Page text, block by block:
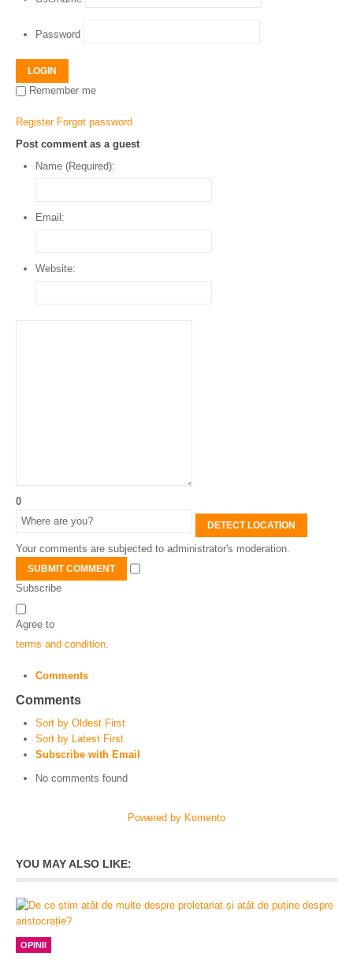
Password
LOGIN
Remember me
Register Forgot password
Post comment as a guest
Name (Required):
Email:
Website:
0
DETECT LOCATION
Your comments are subjected to administrator's moderation.
SUBMIT COMMENT
Subscribe
Agree to
terms and condition
Comments
Comments
Sort by Oldest First
Sort by Latest First
Subscribe with Email
No comments found
Powered by Komento
YOU MAY ALSO LIKE:
OPINII